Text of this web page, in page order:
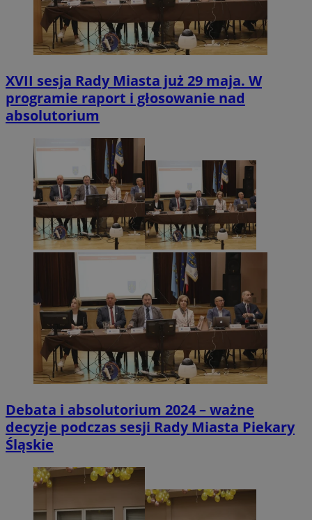
XVII sesja Rady Miasta już 29 maja. W
programie raport i głosowanie nad
absolutorium
Debata i absolutorium 2024 – ważne
decyzje podczas sesji Rady Miasta Piekary
Śląskie